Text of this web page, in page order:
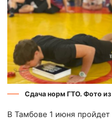
Сдача норм ГТО. Фото из
В Тамбове 1 июня